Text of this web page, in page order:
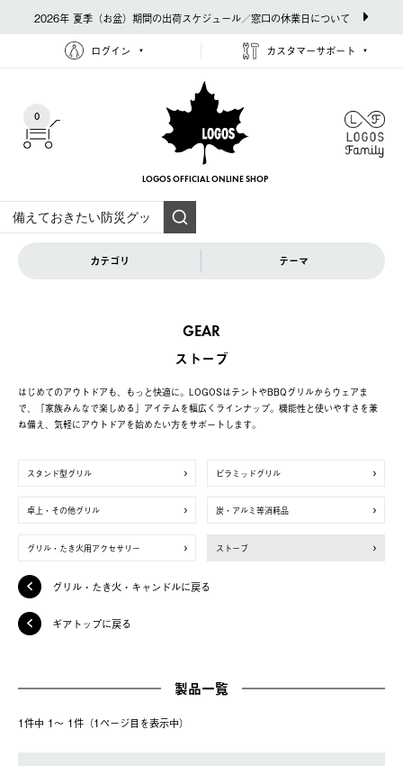
2026年 夏季（お盆）期間の出荷スケジュール／窓口の休業日について
ログイン カスタマーサポート
0
LOGOS OFFICIAL ONLINE SHOP
カテゴリ テーマ
GEAR
ストーブ
はじめてのアウトドアも、もっと快適に。LOGOSはテントやBBQグリルからウェアま
で、「家族みんなで楽しめる」アイテムを幅広くラインナップ。機能性と使いやすさを兼
ね備え、気軽にアウトドアを始めたい方をサポートします。
スタンド型グリル ピラミッドグリル
卓上・その他グリル 炭・アルミ等消耗品
グリル・たき火用アクセサリー ストーブ
グリル・たき火・キャンドルに戻る
ギアトップに戻る
製品一覧
1件中 1〜 1件（1ページ⽬を表⽰中）